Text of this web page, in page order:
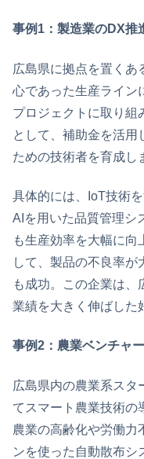
事例1：製造業のDX推
広島県に拠点を置くあ
心であった生産ライン
プロジェクトに取り組
として、補助金を活用
ための技術者を育成し
具体的には、IoT技術
AIを用いた品質管理シ
も生産効率を大幅に向
して、製品の不良率が
も成功。この企業は、
業績を大きく伸ばした
事例2：農業ベンチャ
広島県内の農業系スタ
てスマート農業技術の
農業の高齢化や労働力
ンを使った自動散布シ